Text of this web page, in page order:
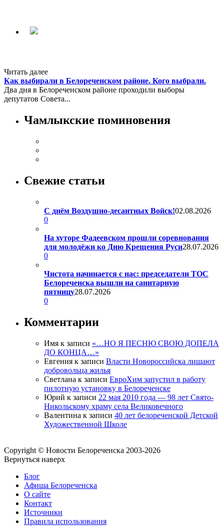
Читать далее
Как выбирали в Белореченском районе. Кого выбрали.
Два дня в Белореченском районе проходили выборы
депутатов Совета...
Чамлыкские поминовения
Свежие статьи
С днём Воздушно-десантных Войск!02.08.2026
0
На хуторе Фадеевском прошли соревнования
для молодёжи ко Дню Крещения Руси28.07.2026
0
Чистота начинается с нас: председатели ТОС
Белореченска вышли на санитарную
пятницу28.07.2026
0
Комментарии
Имя к записи «…НО Я ПЕСНЮ СВОЮ ДОПЕЛА
ДО КОНЦА…»
Евгения к записи Власти Новороссийска лишают
добровольца жилья
Светлана к записи ЕвроХим запустил в работу
пилотную установку в Белореченске
Юрий к записи 22 мая 2010 года — 98 лет Свято-
Никольскому храму села Великовечного
Валентина к записи 40 лет белореченской Детской
Художественной Школе
Copyright © Новости Белореченска 2003-2026
Вернуться наверх
Блог
Афиша Белореченска
О сайте
Контакт
Источники
Правила использования